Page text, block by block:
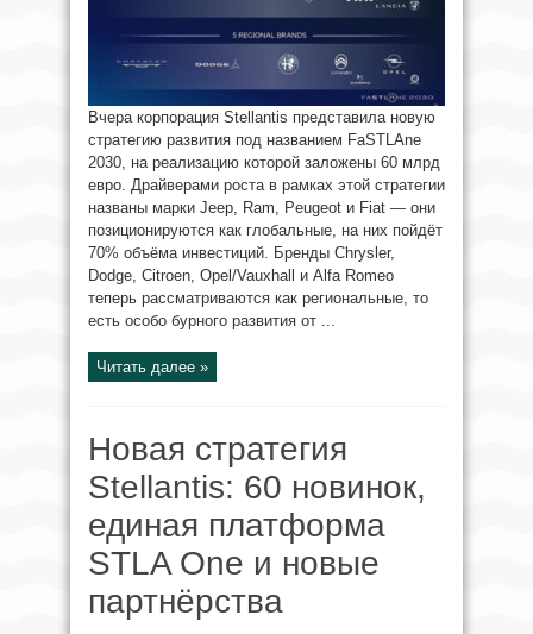
Вчера корпорация Stellantis представила новую
стратегию развития под названием FaSTLAne
2030, на реализацию которой заложены 60 млрд
евро. Драйверами роста в рамках этой стратегии
названы марки Jeep, Ram, Peugeot и Fiat — они
позиционируются как глобальные, на них пойдёт
70% объёма инвестиций. Бренды Chrysler,
Dodge, Citroen, Opel/Vauxhall и Alfa Romeo
теперь рассматриваются как региональные, то
есть особо бурного развития от ...
Читать далее »
Новая стратегия
Stellantis: 60 новинок,
единая платформа
STLA One и новые
партнёрства